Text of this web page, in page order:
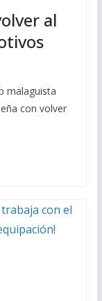
al
malaguista
con volver